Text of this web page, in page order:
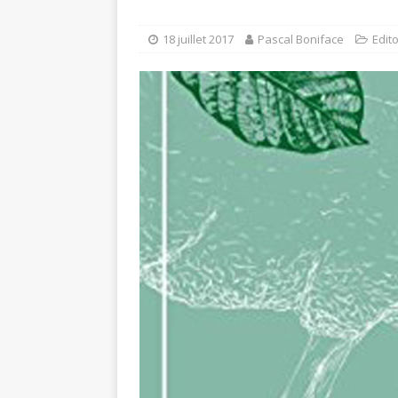
18 juillet 2017 Pascal Boniface